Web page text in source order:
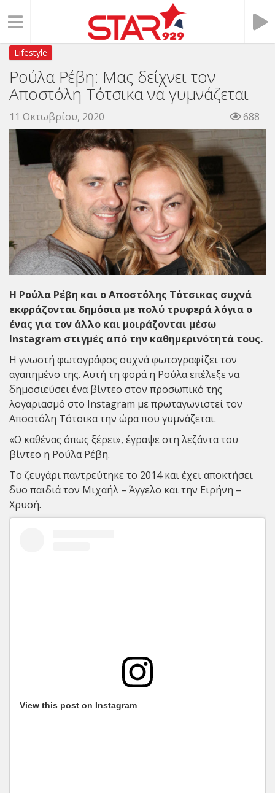
Lifestyle
Ρούλα Ρέβη: Μας δείχνει τον
Αποστόλη Τότσικα να γυμνάζεται
11 Οκτωβρίου, 2020 688
Η Ρούλα Ρέβη και οΑποστόλης Τότσικας συχνά
εκφράζονται δημόσια με πολύ τρυφερά λόγια ο
ένας για τον άλλο και μοιράζονται μέσω
Instagram στιγμές από την καθημερινότητά τους.
H γνωστή φωτογράφος συχνά φωτογραφίζει τον
αγαπημένο της. Αυτή τη φορά η Ρούλα επέλεξε να
δημοσιεύσει ένα βίντεο στον προσωπικό της
λογαριασμό στο Instagram με πρωταγωνιστεί τον
Αποστόλη Τότσικα την ώρα που γυμνάζεται.
«Ο καθένας όπως ξέρει», έγραψε στη λεζάντα του
βίντεο η Ρούλα Ρέβη.
Tο ζευγάρι παντρεύτηκε το 2014 και έχει αποκτήσει
δυο παιδιά τον Μιχαήλ – Άγγελο και την Ειρήνη –
Χρυσή.
View this post on Instagram